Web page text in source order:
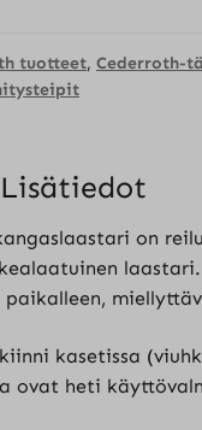
tuotteet, Cederroth-
Lisätiedot
on
kasetissa
ovat heti